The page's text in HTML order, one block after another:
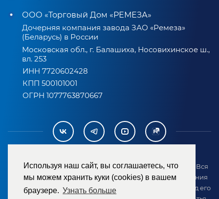
Используя наш сайт, вы соглашаетесь, что
мы можем хранить куки (cookies) в вашем
браузере. Узнать больше
ООО «Торговый Дом «РЕМЕЗА»
Дочерняя компания завода ЗАО «Ремеза»
(Беларусь) в России
Московская обл., г. Балашиха, Носовихинское ш.,
вл. 253
ИНН 7720602428
КПП 500101001
ОГРН 1077763870667
2007-2026 © ООО «ТД «РЕМЕЗА». Все права защищены. Вся
информация на сайте размещена в целях предоставления
возможности покупателю ознакомиться с товаром перед его